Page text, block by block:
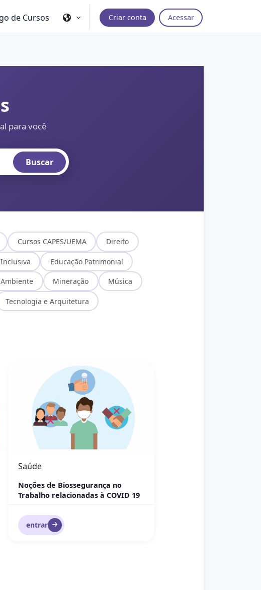
de Cursos Criar conta Acessar
para você
Buscar
Cursos CAPES/UEMA Direito
Educação Patrimonial
Mineração Música
Tecnologia e Arquitetura
Pessoas com Deficiência
Noções de Biossegurança no Trabalho relacionadas à COVID 19
Saúde
Noções de Biossegurança no
Trabalho relacionadas à COVID 19
entrar